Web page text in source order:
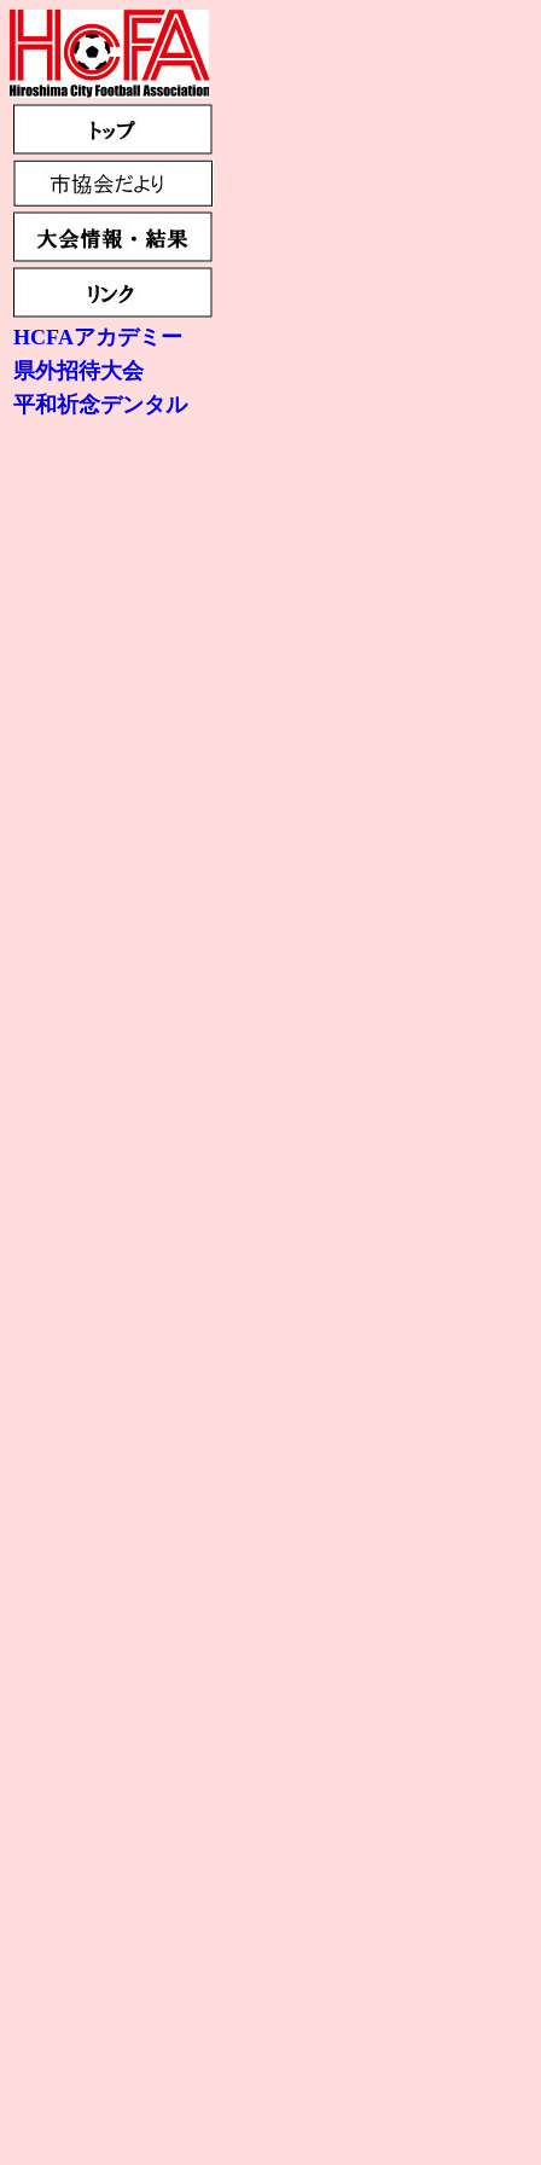
HCFAアカデミー
県外招待大会
平和祈念デンタル